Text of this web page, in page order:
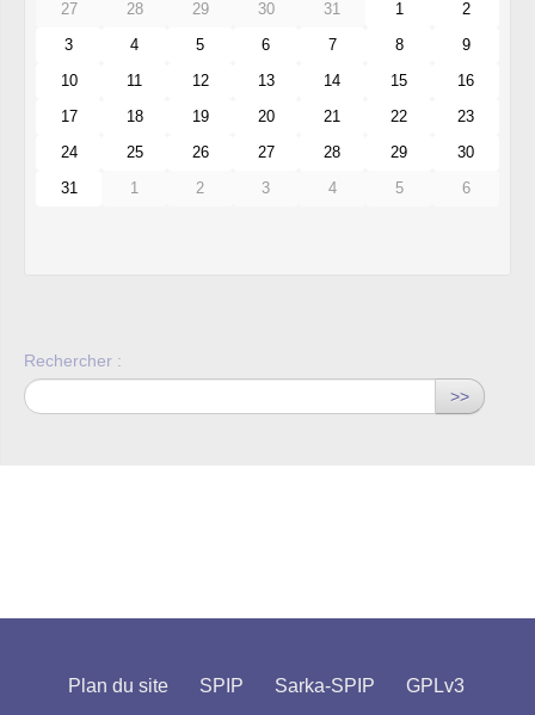
27
28 29 30 31 1
2
3
4 5 6 7 8
9
10
11 12 13 14 15
16
17
18 19 20 21 22
23
24
25 26 27 28 29
30
31
1 2 3 4 5 6
Rechercher :
>>
Plan du site SPIP Sarka-SPIP GPLv3